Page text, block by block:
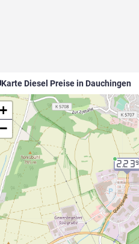
Karte Diesel Preise in Dauchingen
2.239
+
−